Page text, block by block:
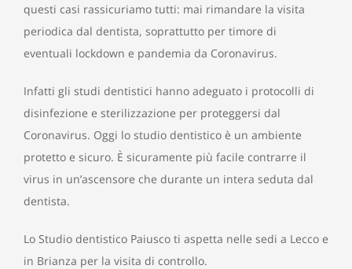
questi casi rassicuriamo tutti: mai rimandare la visita
periodica dal dentista, soprattutto per timore di
eventuali lockdown e pandemia da Coronavirus.
Infatti gli studi dentistici hanno adeguato i protocolli di
disinfezione e sterilizzazione per proteggersi dal
Coronavirus. Oggi lo studio dentistico è un ambiente
protetto e sicuro. È sicuramente più facile contrarre il
virus in un’ascensore che durante un intera seduta dal
dentista.
Lo Studio dentistico Paiusco ti aspetta nelle sedi a Lecco e
in Brianza per la visita di controllo.